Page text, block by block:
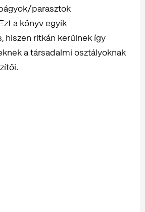
parasztok
a könyv egyik
hiszen ritkán kerülnek így
a társadalmi osztályoknak